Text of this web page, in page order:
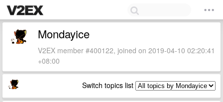
Mondayice
V2EX member #400122, joined on 2019-04-10 02:20:41
+08:00
Switch topics list